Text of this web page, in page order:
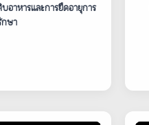
าหารและการยืดอายุการ
กษา